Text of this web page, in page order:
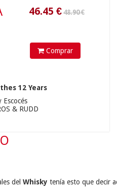
Comprar
12 Years
Escocés
& RUDD
del Whisky tenía esto que decir